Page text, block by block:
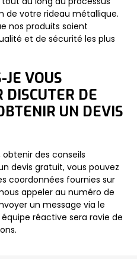
de votre rideau métallique.
nos produits soient
et de sécurité les plus
VOUS
DISCUTER DE
UN DEVIS
des conseils
devis gratuit, vous pouvez
coordonnées fournies sur
appeler au numéro de
un message via le
réactive sera ravie de